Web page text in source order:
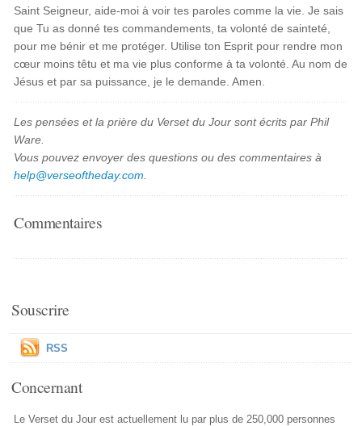
Saint Seigneur, aide-moi à voir tes paroles comme la vie. Je sais
que Tu as donné tes commandements, ta volonté de sainteté,
pour me bénir et me protéger. Utilise ton Esprit pour rendre mon
cœur moins têtu et ma vie plus conforme à ta volonté. Au nom de
Jésus et par sa puissance, je le demande. Amen.
Les pensées et la prière du Verset du Jour sont écrits par Phil
Ware.
Vous pouvez envoyer des questions ou des commentaires à
help@verseoftheday.com
Commentaires
Souscrire
RSS
Concernant
Le Verset du Jour est actuellement lu par plus de 250,000 personnes